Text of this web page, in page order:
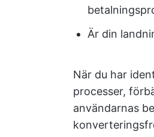
Är din
När du har
processer,
användarnas